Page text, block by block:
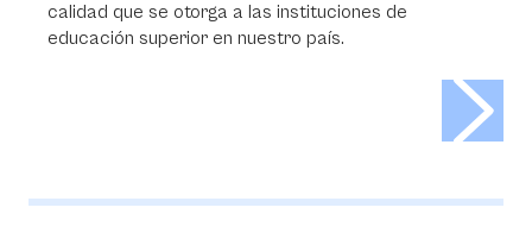
calidad que se otorga a las instituciones de
educación superior en nuestro país.